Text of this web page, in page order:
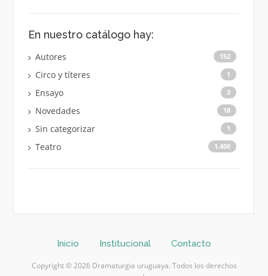
En nuestro catálogo hay:
Autores 152
Circo y títeres 1
Ensayo 3
Novedades 18
Sin categorizar 1
Teatro 1.400
Inicio Institucional Contacto
Copyright © 2026 Dramaturgia uruguaya. Todos los derechos